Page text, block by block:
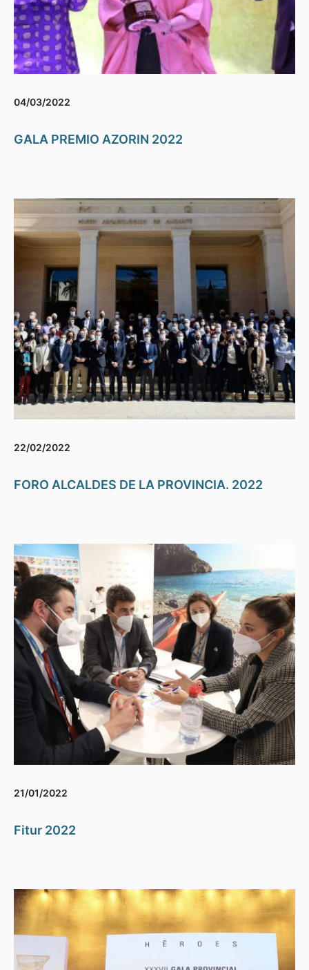
04/03/2022
GALA PREMIO AZORIN 2022
22/02/2022
FORO ALCALDES DE LA PROVINCIA. 2022
21/01/2022
Fitur 2022